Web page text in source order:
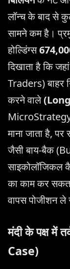
लॉन्च के बाद से
सामने कम है।
होल्डिंग्स
दिखाता है कि
Traders) बाहर
करने वाले
माना जाता है,
जैसी बाय-बैक
साइकोलॉजिकल
का काम कर
वापस पोजीशन
मंदी के पक्ष में
Case)